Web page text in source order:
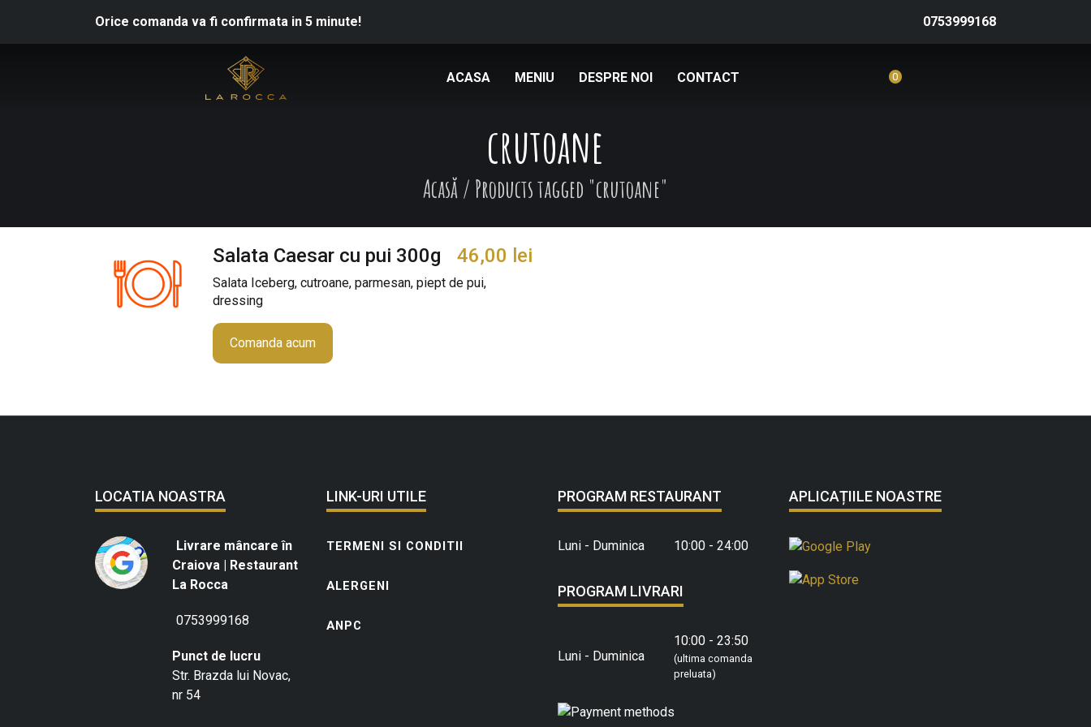
Orice comanda va fi confirmata in 5 minute! 0753999168
ACASA MENIU DESPRE NOI CONTACT 0
crutoane
Acasă / Products tagged "crutoane"
Salata Caesar cu pui 300g 46,00 lei
Salata Iceberg, cutroane, parmesan, piept de pui,
dressing
Comanda acum
LOCATIA NOASTRA
Livrare mâncare în
Craiova | Restaurant
La Rocca
0753999168
Punct de lucru
Str. Brazda lui Novac,
nr 54
LINK-URI UTILE
TERMENI SI CONDITII
ALERGENI
ANPC
PROGRAM RESTAURANT
Luni - Duminica 10:00 - 24:00
PROGRAM LIVRARI
Luni - Duminica
10:00 - 23:50
(ultima comanda
preluata)
APLICAȚIILE NOASTRE